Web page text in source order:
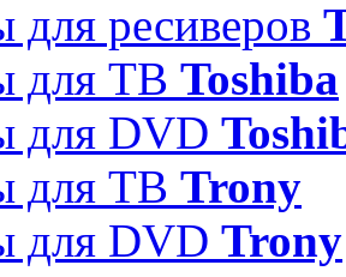
для ресиверов
для ТВ Toshiba
для DVD
для ТВ Trony
для DVD Trony